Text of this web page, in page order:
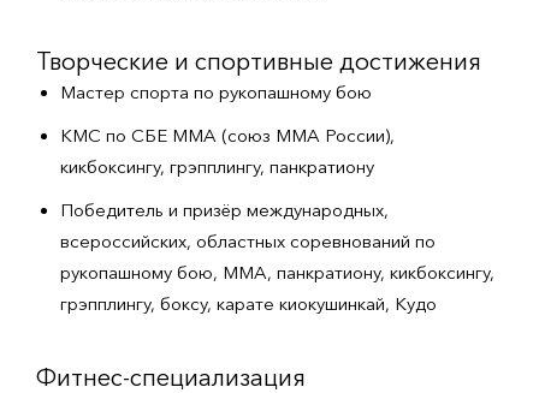
Творческие и спортивные достижения
Мастер спорта по рукопашному бою
КМС по СБЕ ММА (союз ММА России),
кикбоксингу, грэпплингу, панкратиону
Победитель и призёр международных,
всероссийских, областных соревнований по
рукопашному бою, ММА, панкратиону, кикбоксингу,
грэпплингу, боксу, карате киокушинкай, Кудо
Фитнес-специализация